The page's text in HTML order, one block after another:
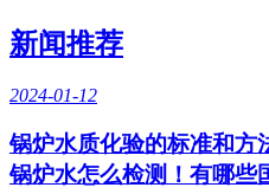
新闻推荐
2024-01-12
锅炉水质化验的标准和方
锅炉水怎么检测！有哪些